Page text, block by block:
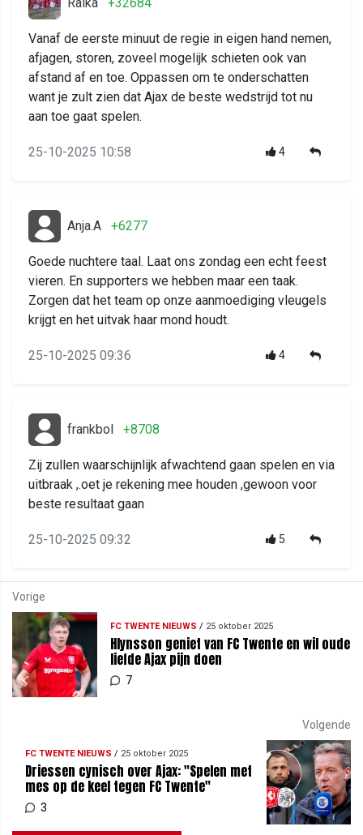
Raika +32684
Vanaf de eerste minuut de regie in eigen hand nemen,
afjagen, storen, zoveel mogelijk schieten ook van
afstand af en toe. Oppassen om te onderschatten
want je zult zien dat Ajax de beste wedstrijd tot nu
aan toe gaat spelen.
25-10-2025 10:58 4
Anja.A +6277
Goede nuchtere taal. Laat ons zondag een echt feest
vieren. En supporters we hebben maar een taak.
Zorgen dat het team op onze aanmoediging vleugels
krijgt en het uitvak haar mond houdt.
25-10-2025 09:36 4
frankbol +8708
Zij zullen waarschijnlijk afwachtend gaan spelen en via
uitbraak ,.oet je rekening mee houden ,gewoon voor
beste resultaat gaan
25-10-2025 09:32 5
Vorige
FC TWENTE NIEUWS / 25 oktober 2025
Hlynsson geniet van FC Twente en wil oude
liefde Ajax pijn doen
7
Volgende
FC TWENTE NIEUWS / 25 oktober 2025
Driessen cynisch over Ajax: "Spelen met
mes op de keel tegen FC Twente"
3